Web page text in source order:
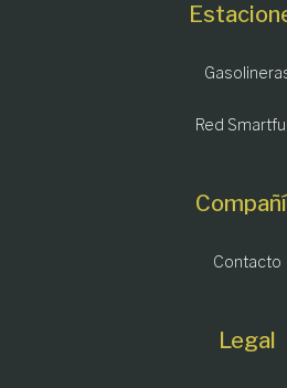
Red
Contacto
Legal